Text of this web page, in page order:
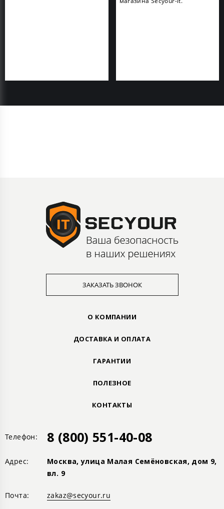
Телефон: 8 (800) 551-40-08
Адрес:
Москва, улица Малая Семёновская, дом 9,
вл. 9
Почта: zakaz@secyour.ru
ЗАКАЗАТЬ ЗВОНОК
О КОМПАНИИ
ДОСТАВКА И ОПЛАТА
ГАРАНТИИ
ПОЛЕЗНОЕ
КОНТАКТЫ